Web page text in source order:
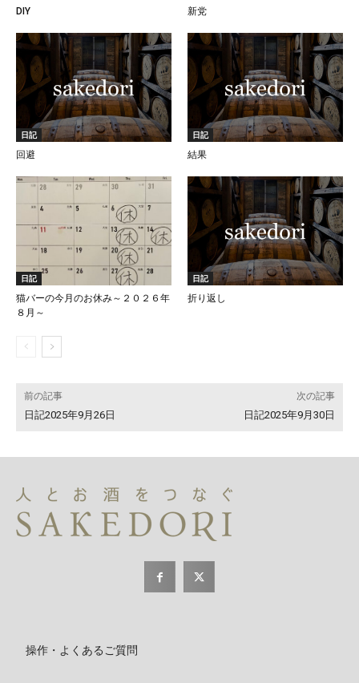
DIY
新党
日記
回避
日記
結果
日記
猫バーの今月のお休み～２０２６年
８月～
日記
折り返し
前の記事
日記2025年9月26日
次の記事
日記2025年9月30日
操作・よくあるご質問